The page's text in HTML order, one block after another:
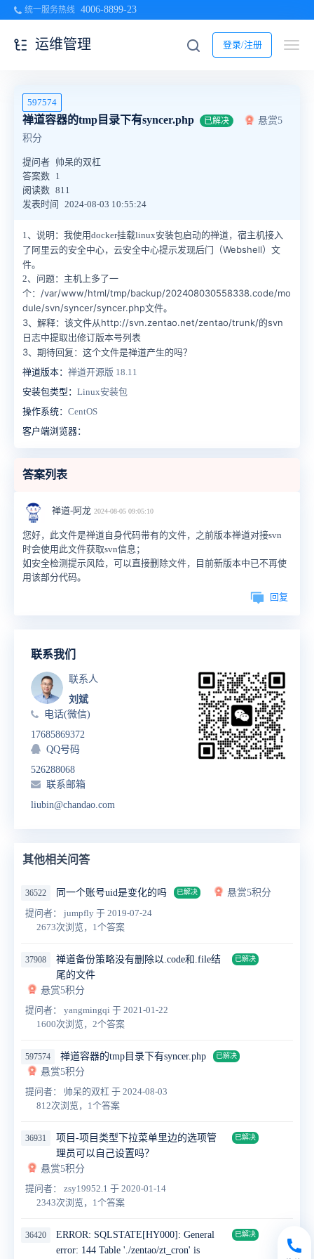
统一服务热线 4006-8899-23
登录/注册
运维管理
597574
禅道容器的tmp目录下有syncer.php 已解决
悬赏5
积分
提问者 帅呆的双杠
答案数 1
阅读数 811
发表时间
2024-08-03 10:55:24
1、说明：我使用docker挂载linux安装包启动的禅道，宿主机接入
了阿里云的安全中心， 云安全中心提示发现后门（Webshell）文
件。
2、问题：主机上多了一
个： /var/www/html/tmp/backup/202408030558338.code/mo
dule/svn/syncer/syncer.php文件。
3、解释：该文件从http://svn.zentao.net/zentao/trunk/的svn
日志中提取出修订版本号列表
3、期待回复：这个文件是禅道产生的吗？
禅道版本： 禅道开源版 18.11
安装包类型： Linux安装包
操作系统： CentOS
客户端浏览器：
答案列表
禅道-阿龙 2024-08-05 09:05:10
您好，此文件是禅道自身代码带有的文件，之前版本禅道对接svn
时会使用此文件获取svn信息；
如安全检测提示风险，可以直接删除文件，目前新版本中已不再使
用该部分代码。
回复
联系我们
联系人
刘斌
电话(微信)
17685869372
QQ号码
526288068
联系邮箱
liubin@chandao.com
其他相关问答
36522 同一个账号uid是变化的吗 已解决
悬赏5积分
提问者： jumpfly 于 2019-07-24
2673次浏览，1个答案
37908
禅道备份策略没有删除以.code和.file结
尾的文件
已解决
悬赏5积分
提问者： yangmingqi 于 2021-01-22
1600次浏览，2个答案
597574 禅道容器的tmp目录下有syncer.php 已解决
悬赏5积分
提问者： 帅呆的双杠 于 2024-08-03
812次浏览，1个答案
36931
项目-项目类型下拉菜单里边的选项管
理员可以自己设置吗？
已解决
悬赏5积分
提问者： zsy19952.1 于 2020-01-14
2343次浏览，1个答案
36420
ERROR: SQLSTATE[HY000]: General
error: 144 Table './zentao/zt_cron' is
已解决